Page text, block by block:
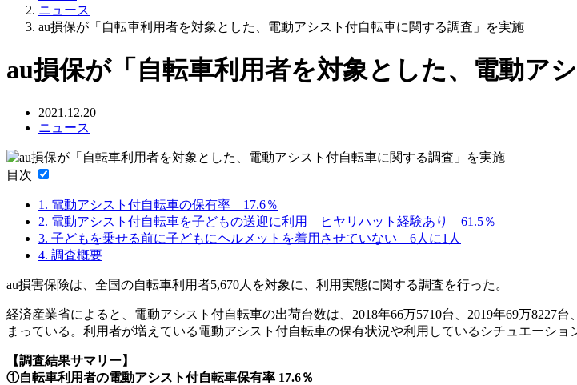
ニュース
au損保が「自転車利用者を対象とした、電動アシスト付自転車に関する調査」を実施
au損保が「自転車利用者を対象とした、電動ア
2021.12.20
ニュース
目次
1. 電動アシスト付自転車の保有率 17.6％
2. 電動アシスト付自転車を子どもの送迎に利用 ヒヤリハット経験あり 61.5％
3. 子どもを乗せる前に子どもにヘルメットを着用させていない 6人に1人
4. 調査概要
au損害保険は、全国の自転車利用者5,670人を対象に、利用実態に関する調査を行った。
経済産業省によると、電動アシスト付自転車の出荷台数は、2018年66万5710台、2019年69万8227
まっている。利用者が増えている電動アシスト付自転車の保有状況や利用しているシチュエーショ
【調査結果サマリー】
①自転車利用者の電動アシスト付自転車保有率 17.6％